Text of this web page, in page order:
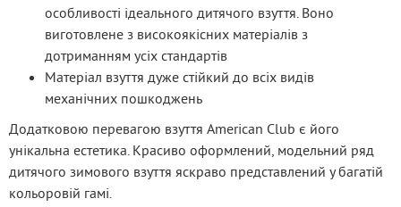
особливості ідеального дитячого взуття. Воно
виготовлене з високоякісних матеріалів з
дотриманням усіх стандартів
Матеріал взуття дуже стійкий до всіх видів
механічних пошкоджень
Додатковою перевагою взуття American Club є його
унікальна естетика. Красиво оформлений, модельний ряд
дитячого зимового взуття яскраво представлений у багатій
кольоровій гамі.